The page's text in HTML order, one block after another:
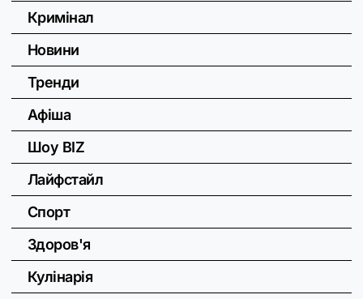
Кримінал
Новини
Тренди
Афіша
Шоу BIZ
Лайфстайл
Спорт
Здоров'я
Кулінарія